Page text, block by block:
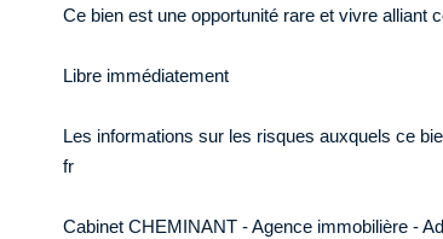
Ce bien est une opportunité rare et vivre alliant
Libre immédiatement
Les informations sur les risques auxquels ce
fr
Cabinet CHEMINANT - Agence immobilière -